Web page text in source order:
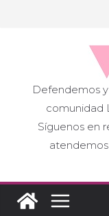
Defendemos
comunidad
Síguenos en